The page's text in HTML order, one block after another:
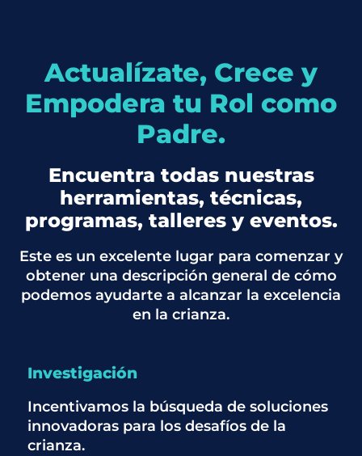
Actualízate, Crece y
Empodera tu Rol como
Padre.
Encuentra todas nuestras
herramientas, técnicas,
programas, talleres y eventos.
Este es un excelente lugar para comenzar y
obtener una descripción general de cómo
podemos ayudarte a alcanzar la excelencia
en la crianza.
Investigación
Incentivamos la búsqueda de soluciones
innovadoras para los desafíos de la
crianza.